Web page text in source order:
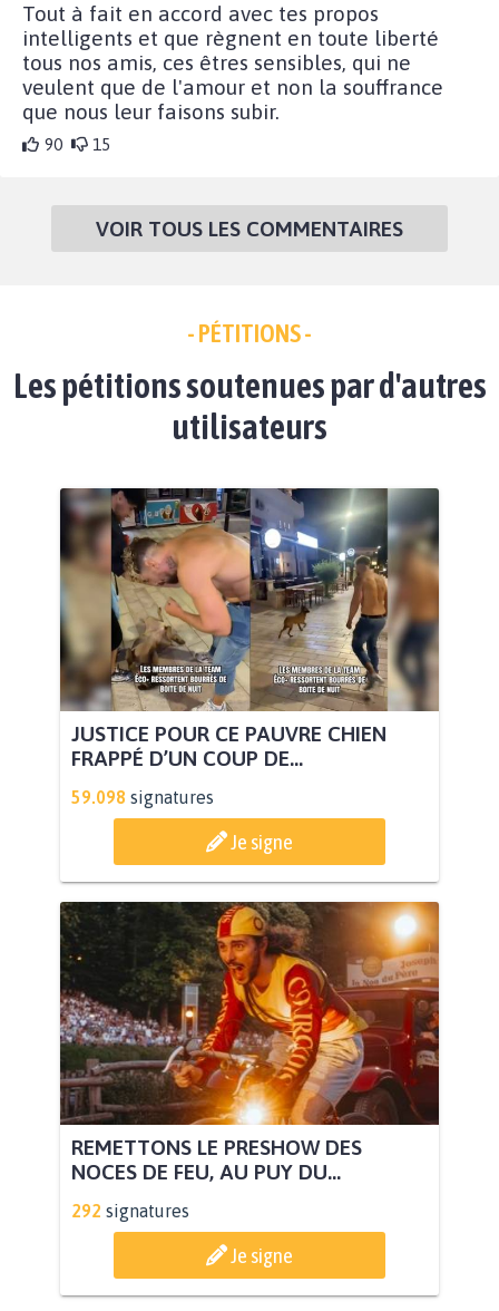
Tout à fait en accord avec tes propos
intelligents et que règnent en toute liberté
tous nos amis, ces êtres sensibles, qui ne
veulent que de l'amour et non la souffrance
que nous leur faisons subir.
90 15
VOIR TOUS LES COMMENTAIRES
- PÉTITIONS -
Les pétitions soutenues par d'autres
utilisateurs
JUSTICE POUR CE PAUVRE CHIEN
FRAPPÉ D’UN COUP DE...
59.098 signatures
Je signe
REMETTONS LE PRESHOW DES
NOCES DE FEU, AU PUY DU...
292 signatures
Je signe